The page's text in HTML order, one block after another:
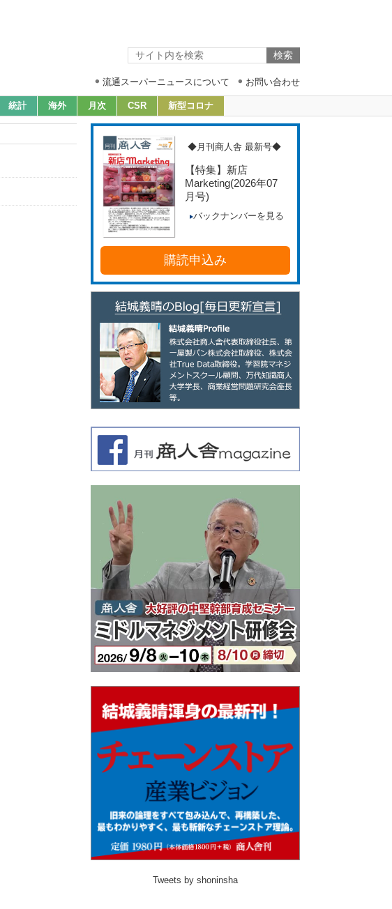
流通スーパーニュースについて お問い合わせ
統計 海外 月次 CSR 新型コロナ
◆月刊商人舎 最新号◆
【特集】新店
Marketing(2026年07
月号)
バックナンバーを見る
購読申込み
Tweets by shoninsha